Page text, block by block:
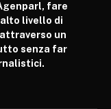
fare
livello di
un
senza far